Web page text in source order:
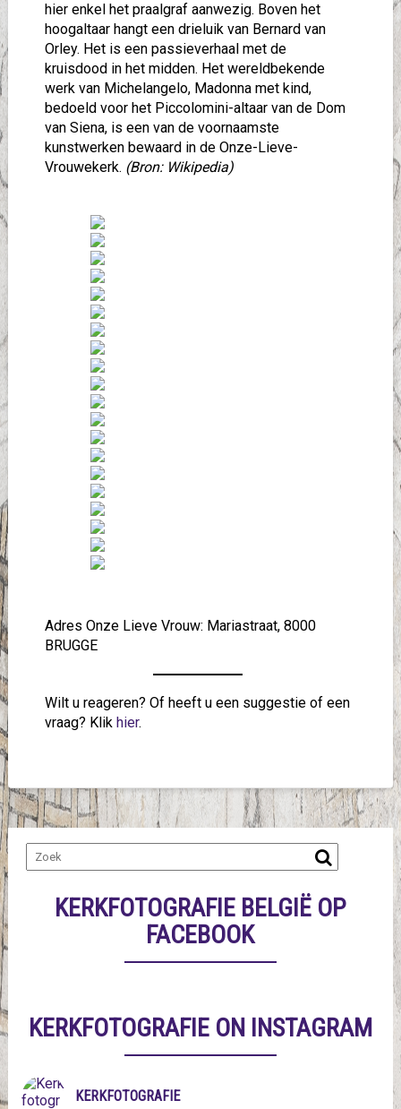
hier enkel het praalgraf aanwezig. Boven het
hoogaltaar hangt een drieluik van Bernard van
Orley. Het is een passieverhaal met de
kruisdood in het midden. Het wereldbekende
werk van Michelangelo, Madonna met kind,
bedoeld voor het Piccolomini-altaar van de Dom
van Siena, is een van de voornaamste
kunstwerken bewaard in de Onze-Lieve-
Vrouwekerk. (Bron: Wikipedia)
Adres Onze Lieve Vrouw: Mariastraat, 8000
BRUGGE
Wilt u reageren? Of heeft u een suggestie of een
vraag? Klik hier.
KERKFOTOGRAFIE BELGIË OP
FACEBOOK
KERKFOTOGRAFIE ON INSTAGRAM
KERKFOTOGRAFIE